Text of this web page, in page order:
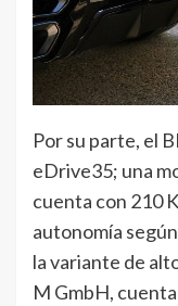
Por su parte, el
eDrive35; una
cuenta con 210
autonomía
la variante de
M GmbH,